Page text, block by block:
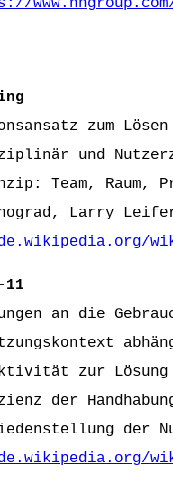
zum
und
Team, Raum,
Larry
11
an die
zur Lösung
der
der